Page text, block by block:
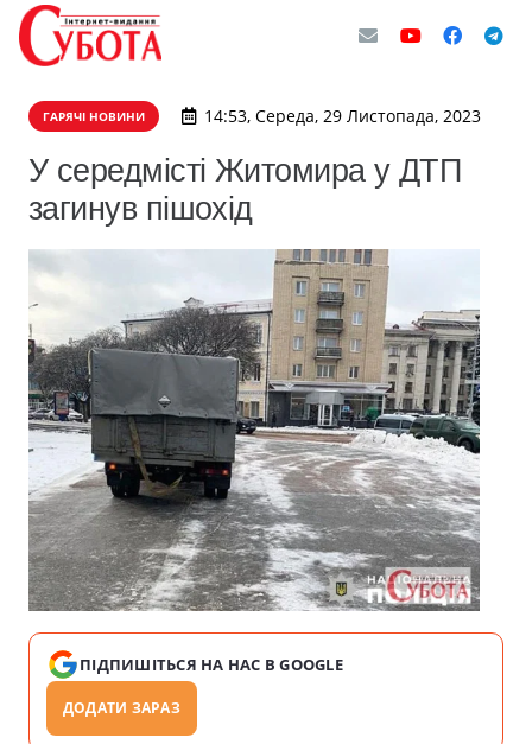
ГАРЯЧІ НОВИНИ 14:53, Середа, 29 Листопада, 2023
У середмісті Житомира у ДТП
загинув пішохід
ПІДПИШІТЬСЯ НА НАС В GOOGLE
ДОДАТИ ЗАРАЗ